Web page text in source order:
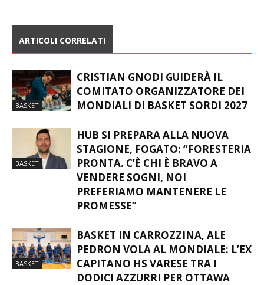
ARTICOLI CORRELATI
BASKET
CRISTIAN GNODI GUIDERÀ IL
COMITATO ORGANIZZATORE DEI
MONDIALI DI BASKET SORDI 2027
BASKET
HUB SI PREPARA ALLA NUOVA
STAGIONE, FOGATO: “FORESTERIA
PRONTA. C’È CHI È BRAVO A
VENDERE SOGNI, NOI
PREFERIAMO MANTENERE LE
PROMESSE”
BASKET
BASKET IN CARROZZINA, ALE
PEDRON VOLA AL MONDIALE: L’EX
CAPITANO HS VARESE TRA I
DODICI AZZURRI PER OTTAWA